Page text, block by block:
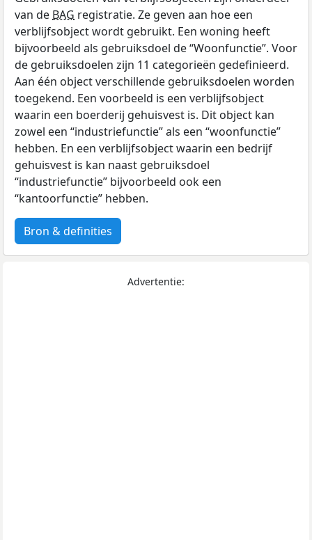
van de BAG registratie. Ze geven aan hoe een
verblijfsobject wordt gebruikt. Een woning heeft
bijvoorbeeld als gebruiksdoel de “Woonfunctie”. Voor
de gebruiksdoelen zijn 11 categorieën gedefinieerd.
Aan één object verschillende gebruiksdoelen worden
toegekend. Een voorbeeld is een verblijfsobject
waarin een boerderij gehuisvest is. Dit object kan
zowel een “industriefunctie” als een “woonfunctie”
hebben. En een verblijfsobject waarin een bedrijf
gehuisvest is kan naast gebruiksdoel
“industriefunctie” bijvoorbeeld ook een
“kantoorfunctie” hebben.
Bron & definities
Advertentie: